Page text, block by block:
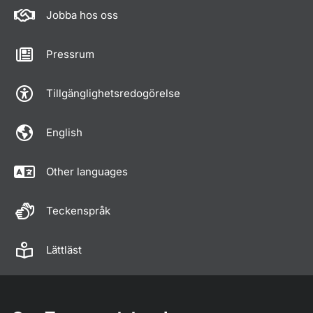
Jobba hos oss
Pressrum
Tillgänglighetsredogörelse
English
Other languages
Teckenspråk
Lättläst